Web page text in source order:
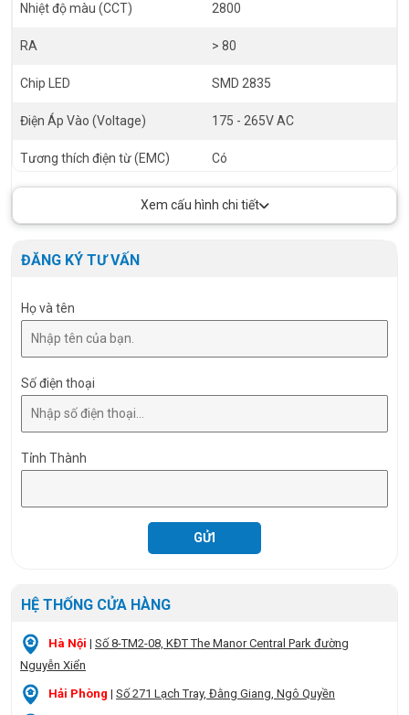
Nhiệt độ màu (CCT) 2800
RA > 80
Chip LED SMD 2835
Điện Áp Vào (Voltage) 175 - 265V AC
Tương thích điện từ (EMC) Có
30.000 h
Xem cấu hình chi tiết
ĐĂNG KÝ TƯ VẤN
Họ và tên
Số điện thoại
Tỉnh Thành
HỆ THỐNG CỬA HÀNG
Hà Nội | Số 8-TM2-08, KĐT The Manor Central Park đường
Nguyễn Xiển
Hải Phòng | Số 271 Lạch Tray, Đằng Giang, Ngô Quyền